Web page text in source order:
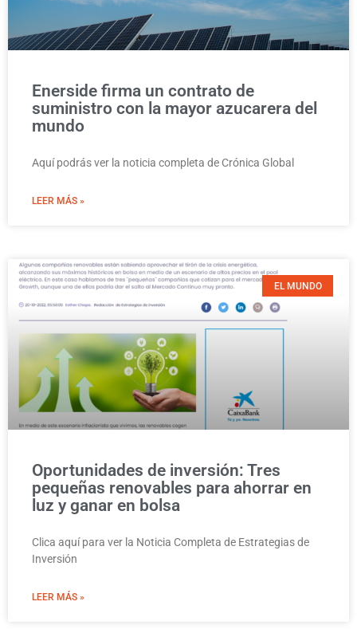
Enerside firma un contrato de
suministro con la mayor azucarera del
mundo
Aquí podrás ver la noticia completa de Crónica Global
LEER MÁS »
EL MUNDO
Oportunidades de inversión: Tres
pequeñas renovables para ahorrar en
luz y ganar en bolsa
Clica aquí para ver la Noticia Completa de Estrategias de
Inversión
LEER MÁS »